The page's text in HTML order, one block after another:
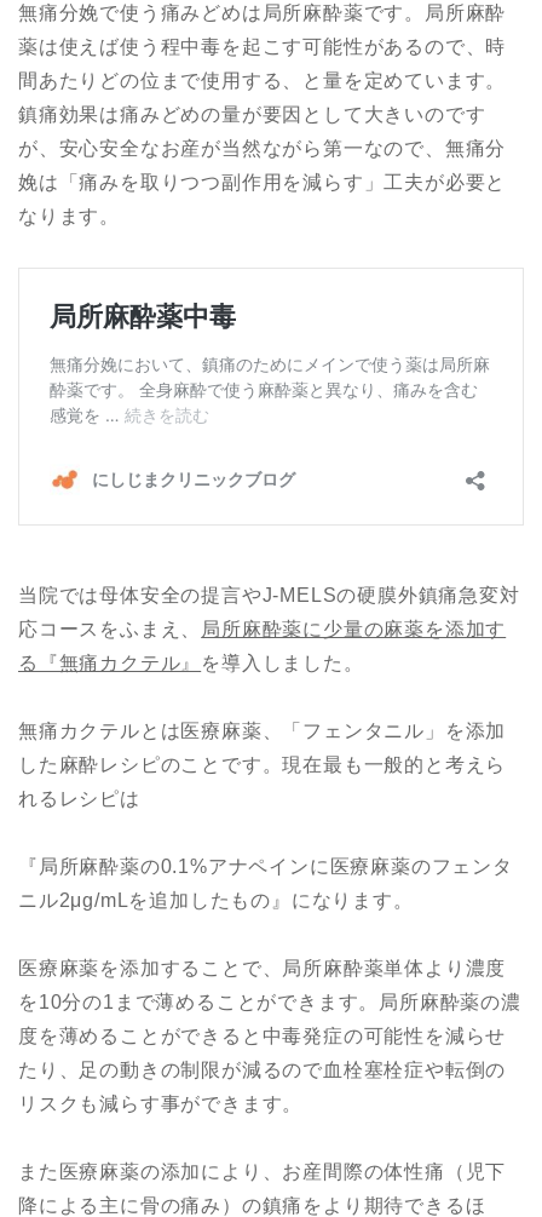
無痛分娩で使う痛みどめは局所麻酔薬です。局所麻酔
薬は使えば使う程中毒を起こす可能性があるので、時
間あたりどの位まで使用する、と量を定めています。
鎮痛効果は痛みどめの量が要因として大きいのです
が、安心安全なお産が当然ながら第一なので、無痛分
娩は「痛みを取りつつ副作用を減らす」工夫が必要と
なります。
当院では母体安全の提言やJ-MELSの硬膜外鎮痛急変対
応コースをふまえ、
局所麻酔薬に少量の麻薬を添加す
る『無痛カクテル』
を導入しました。
無痛カクテルとは医療麻薬、「フェンタニル」を添加
した麻酔レシピのことです。現在最も一般的と考えら
れるレシピは
『局所麻酔薬の0.1%アナペインに医療麻薬のフェンタ
ニル2μg/mLを追加したもの』になります。
医療麻薬を添加することで、局所麻酔薬単体より濃度
を10分の1まで薄めることができます。局所麻酔薬の濃
度を薄めることができると中毒発症の可能性を減らせ
たり、足の動きの制限が減るので血栓塞栓症や転倒の
リスクも減らす事ができます。
また医療麻薬の添加により、お産間際の体性痛（児下
降による主に骨の痛み）の鎮痛をより期待できるほ